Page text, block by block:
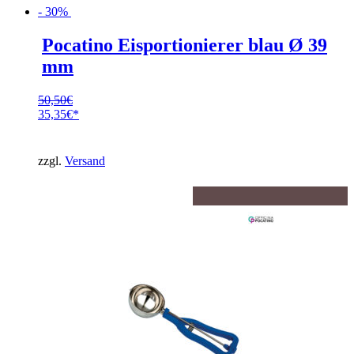
- 30%
Pocatino Eisportionierer blau Ø 39
mm
50,50€
Ursprünglicher
50,50€
35,35€
ist:
35,35€.
zzgl. Versand